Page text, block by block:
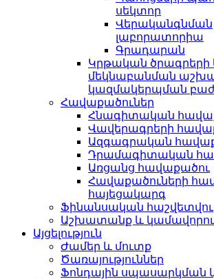
սեկտոր
Վերականգնման
լաբորատորիա
Գրադարան
Կրթական ծրագրերի
մեկնաբանման
կազմակերպման
Հավաքածուներ
Հնագիտական
Վավերագրերի
Ազգագրական
Դրամագիտական
Առցանց հավաքածու
Հավաքածուների
հայեցակարգ
Ֆինանսական
Աշխատանք և
Այցելություն
Ժամեր և մուտք
Ծառայություններ
Ֆոնդային սպասարկման